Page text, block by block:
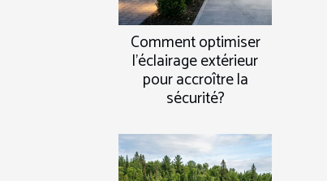
Comment optimiser
l'éclairage extérieur
pour accroître la
sécurité?